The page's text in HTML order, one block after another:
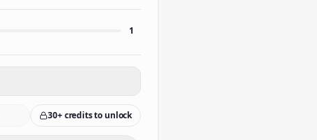
1
30+ credits to unlock